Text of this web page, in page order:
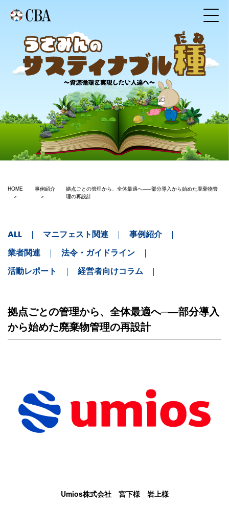
HOME 事例紹介
拠点ごとの管理から、全体最適へ─―部分導入から始めた廃棄物管
理の再設計
ALL マニフェスト関連 事例紹介
業者関連 法令・ガイドライン
活動レポート 経営者向けコラム
拠点ごとの管理から、全体最適へ─―部分導入
から始めた廃棄物管理の再設計
Umios株式会社 宮下様 岩上様